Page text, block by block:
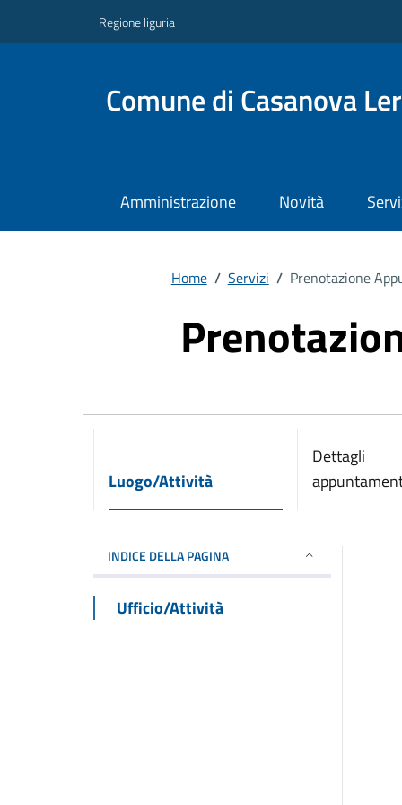
Regione liguria
Comune di Casanova
Amministrazione Novità
Home / Servizi / Prenotazione
Luogo/Attività
Dettagli
INDICE DELLA PAGINA
Ufficio/Attività